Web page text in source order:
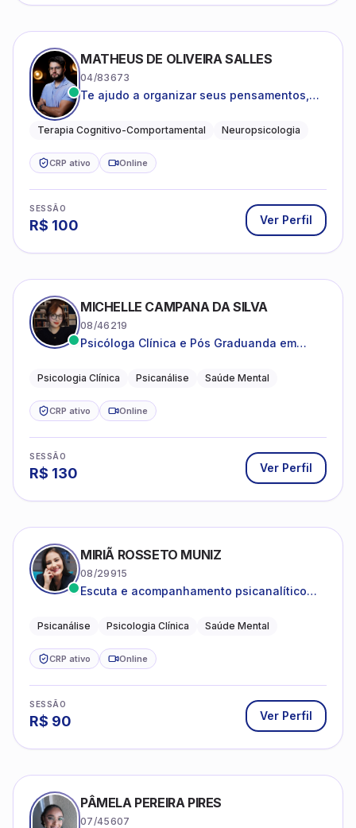
MATHEUS DE OLIVEIRA SALLES
04/83673
Te ajudo a organizar seus pensamentos,
clareza e sentido, com uma terapia
Terapia Cognitivo-Comportamental Neuropsicologia
CRP ativo Online
SESSÃO
R$ 100 Ver Perfil
MICHELLE CAMPANA DA SILVA
08/46219
Psicóloga Clínica e Pós Graduanda em
Psicologia Clínica Psicanálise Saúde Mental
CRP ativo Online
SESSÃO
R$ 130 Ver Perfil
MIRIÃ ROSSETO MUNIZ
08/29915
Escuta e acompanhamento psicanalítico
Psicanálise Psicologia Clínica Saúde Mental
CRP ativo Online
SESSÃO
R$ 90 Ver Perfil
PÂMELA PEREIRA PIRES
07/45607